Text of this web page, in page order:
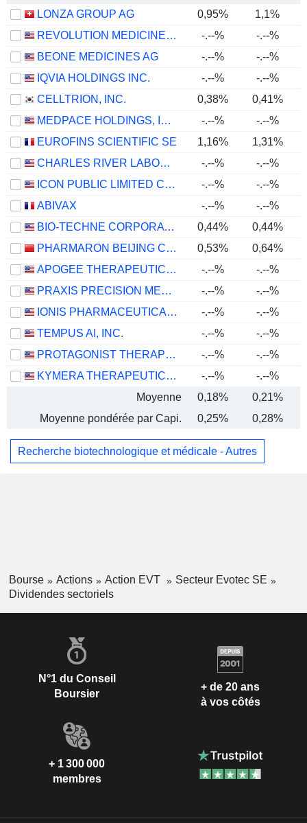
LONZA GROUP AG
0,95%
1,1%
REVOLUTION MEDICINES, INC.
-.--% -.--%
BEONE MEDICINES AG
-.--% -.--%
IQVIA HOLDINGS INC.
-.--% -.--%
CELLTRION, INC.
0,38% 0,41%
MEDPACE HOLDINGS, INC.
-.--% -.--%
EUROFINS SCIENTIFIC SE
1,16% 1,31%
CHARLES RIVER LABORATORIES INTERNATIONAL, INC.
-.--% -.--%
ICON PUBLIC LIMITED COMPANY
-.--% -.--%
ABIVAX
-.--% -.--%
BIO-TECHNE CORPORATION
0,44% 0,44%
PHARMARON BEIJING CO., LTD.
0,53%
0,64%
APOGEE THERAPEUTICS, INC.
-.--% -.--%
PRAXIS PRECISION MEDICINES, INC.
-.--% -.--%
IONIS PHARMACEUTICALS, INC.
-.--% -.--%
TEMPUS AI, INC.
-.--% -.--%
PROTAGONIST THERAPEUTICS, INC.
-.--%
-.--%
KYMERA THERAPEUTICS, INC.
-.--% -.--%
Moyenne
0,18% 0,21%
Moyenne pondérée par Capi.
0,25% 0,28%
Recherche biotechnologique et médicale - Autres
Bourse Actions Action EVT
Secteur Evotec SE
Dividendes sectoriels
N°1 du Conseil
Boursier
+ de 20 ans
à vos côtés
+ 1 300 000
membres